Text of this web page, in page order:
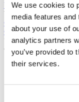
We use cookies to
media features
about your use of
analytics partners
you’ve provided to
their services.
Voir la clinique
Veuillez vous renseigner
Contacter la Clinique
Contacter la Clinique
Vous avez consulté 10 de
CHARGER PLUS DE